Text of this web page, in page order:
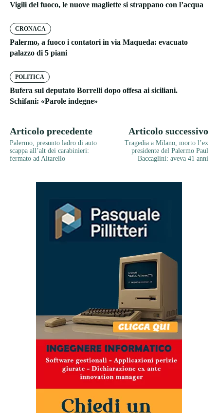
Vigili del fuoco, le nuove magliette si strappano con l’acqua
CRONACA
Palermo, a fuoco i contatori in via Maqueda: evacuato
palazzo di 5 piani
POLITICA
Bufera sul deputato Borrelli dopo offesa ai siciliani.
Schifani: «Parole indegne»
Articolo precedente
Palermo, presunto ladro di auto
scappa all’alt dei carabinieri:
fermato ad Altarello
Articolo successivo
Tragedia a Milano, morto l’ex
presidente del Palermo Paul
Baccaglini: aveva 41 anni